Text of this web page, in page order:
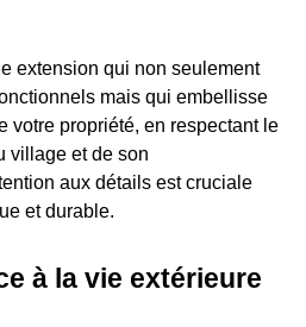
extension qui non seulement
mais qui embellisse
votre propriété, en respectant le
village et de son
aux détails est cruciale
et durable.
à la vie extérieure